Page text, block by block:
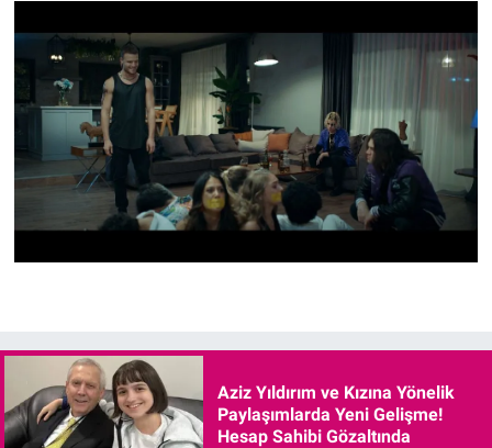
Aziz Yıldırım ve Kızına Yönelik
Paylaşımlarda Yeni Gelişme!
Hesap Sahibi Gözaltında